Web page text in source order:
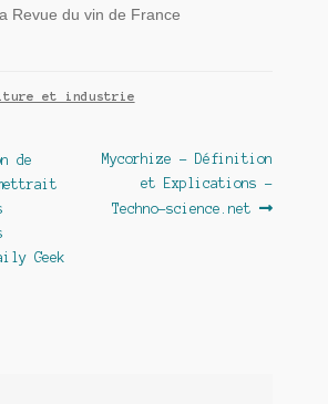
Revue du vin de France
et industrie
de
Geek
Article
suivant :
Mycorhize – Définition
et Explications –
Techno-science.net